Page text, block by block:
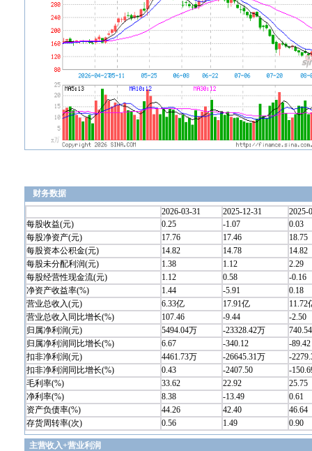
财务数据
2026-03-31
2025-12-31
2025-
每股收益(元)
0.25 -1.07
0.03
每股净资产(元)
17.76 17.46
18.75
每股资本公积金(元)
14.82 14.78
14.82
每股未分配利润(元)
1.38 1.12
2.29
每股经营性现金流(元)
1.12 0.58
-0.16
净资产收益率(%)
1.44 -5.91
0.18
营业总收入(元)
6.33亿 17.91亿
11.72
营业总收入同比增长(%)
107.46 -9.44
-2.50
归属净利润(元)
5494.04万 -23328.42万
归属净利润同比增长(%)
6.67 -340.12
-89.42
扣非净利润(元)
4461.73万 -26645.31万
-
扣非净利润同比增长(%)
0.43 -2407.50
-
毛利率(%)
33.62 22.92
25.75
净利率(%)
8.38 -13.49
0.61
资产负债率(%)
44.26 42.40
46.64
存货周转率(次)
0.56 1.49 0.90
主营收入+营业利润